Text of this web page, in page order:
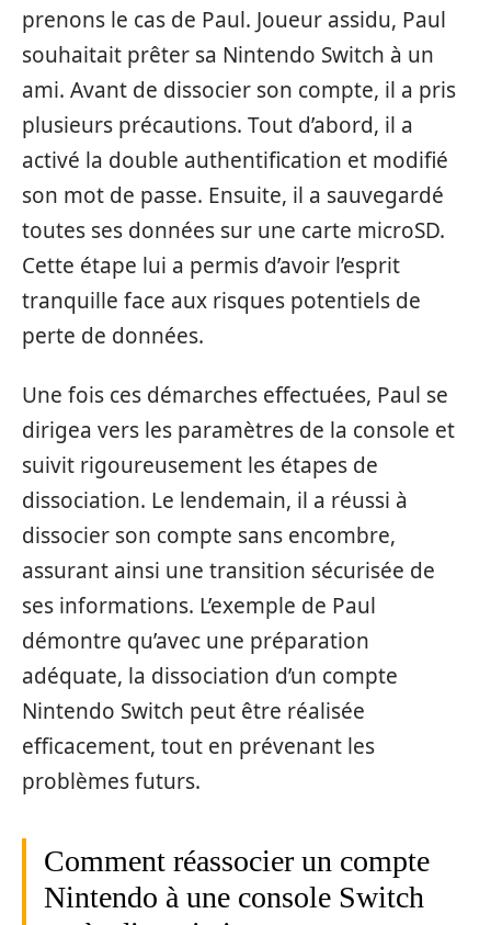
prenons le cas de Paul. Joueur assidu, Paul
souhaitait prêter sa Nintendo Switch à un
ami. Avant de dissocier son compte, il a pris
plusieurs précautions. Tout d’abord, il a
activé la double authentification et modifié
son mot de passe. Ensuite, il a sauvegardé
toutes ses données sur une carte microSD.
Cette étape lui a permis d’avoir l’esprit
tranquille face aux risques potentiels de
perte de données.
Une fois ces démarches effectuées, Paul se
dirigea vers les paramètres de la console et
suivit rigoureusement les étapes de
dissociation. Le lendemain, il a réussi à
dissocier son compte sans encombre,
assurant ainsi une transition sécurisée de
ses informations. L’exemple de Paul
démontre qu’avec une préparation
adéquate, la dissociation d’un compte
Nintendo Switch peut être réalisée
efficacement, tout en prévenant les
problèmes futurs.
Comment réassocier un compte
Nintendo à une console Switch